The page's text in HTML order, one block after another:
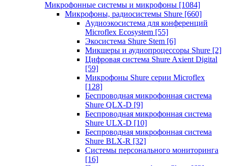
Микрофонные системы и микрофоны [1084]
Микрофоны, радиосистемы Shure [660]
Аудиоэкосистема для конференций
Microflex Ecosystem [55]
Экосистема Shure Stem [6]
Микшеры и аудиопроцессоры Shure [2]
Цифровая система Shure Axient Digital
[59]
Микрофоны Shure серии Microflex
[128]
Беспроводная микрофонная система
Shure QLX-D [9]
Беспроводная микрофонная система
Shure ULX-D [10]
Беспроводная микрофонная система
Shure BLX-R [32]
Системы персонального мониторинга
[16]